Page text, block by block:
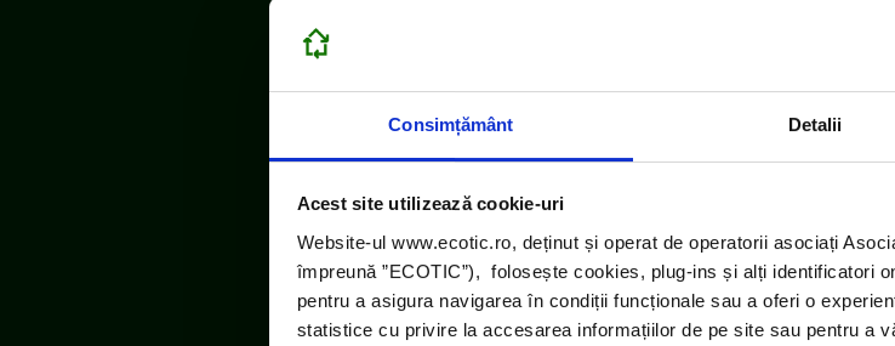
Consimțământ Detalii
Acest site utilizează cookie-uri
Website-ul www.ecotic.ro, deținut și operat de operatorii asociați
împreună ”ECOTIC”), folosește cookies, plug-ins și alți identificatori
pentru a asigura navigarea în condiții funcționale sau a oferi o
statistice cu privire la accesarea informațiilor de pe site sau pentru a